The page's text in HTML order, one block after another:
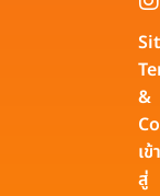
&
เข้า
สู่